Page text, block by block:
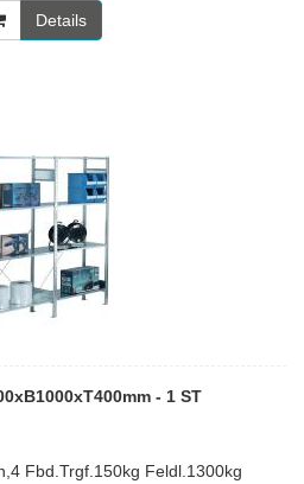
Details
- 1 ST
Fbd.Trgf.150kg Feldl.1300kg